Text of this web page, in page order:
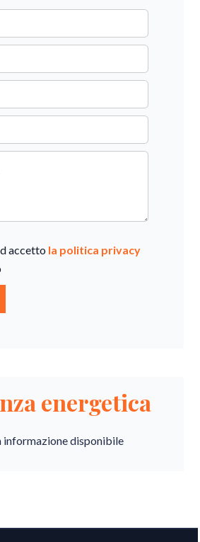
accetto la politica privacy
energetica
informazione disponibile